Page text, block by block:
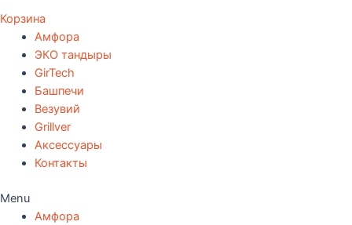
Корзина
Амфора
ЭКО тандыры
GirTech
Башпечи
Везувий
Grillver
Аксессуары
Контакты
Menu
Амфора